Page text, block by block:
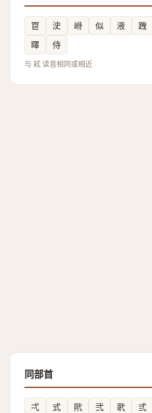
冟 㳏 崻 似 液 跩
䁺
侍
与 弒 读音相同或相近
同部首
弌 式 㢥 弐 㢦 弎